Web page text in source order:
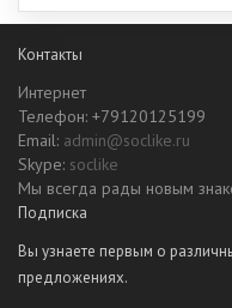
Контакты
Интернет
Телефон: +79120125199
Email: admin@soclike.ru
Skype: soclike
Мы всегда рады новым
Подписка
Вы узнаете первым о
предложениях.